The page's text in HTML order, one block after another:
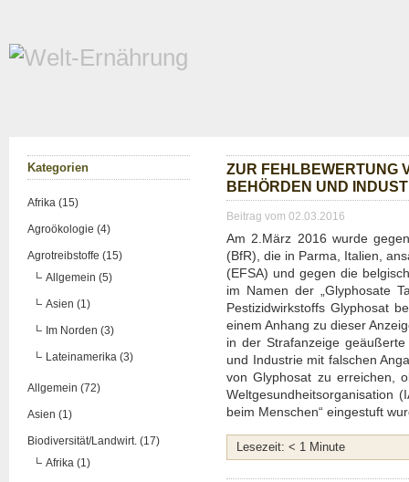
Kate­go­rien
Afrika (15)
Agroökologie (4)
Agrotreibstoffe (15)
Allgemein (5)
Asien (1)
Im Norden (3)
Lateinamerika (3)
Allgemein (72)
Asien (1)
Biodiversität/Landwirt. (17)
Afrika (1)
ZUR FEHL­BE­WER­TUNG
BEHÖR­DEN UND
Beitrag vom 02.03.2016
Am 2.März 2016 wur­de
(BfR), die in Par­ma, Ita­li­en,
(EFSA) und gegen die
im Namen der „Gly­pho­sa­te
Pes­ti­zid­wirk­stoffs Gly­pho­sat
einem Anhang zu die­ser
in der Straf­an­zei­ge
und Indus­trie mit fal­schen
von Gly­pho­sat zu errei­chen,
Welt­ge­sund­heits­or­ga­ni­sa­ti­on
beim Men­schen“ ein­ge­stuft
Lese­zeit: < 1 Minu­te